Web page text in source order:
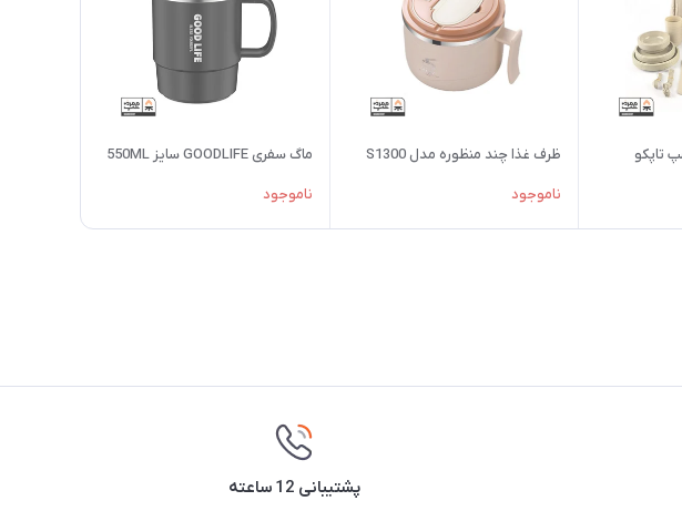
ظرف غذا چند منظوره مدل S1300
ناموجود
ماگ سفری GOODLIFE سایز 550ML
ناموجود
پشتیبانی 12 ساعته